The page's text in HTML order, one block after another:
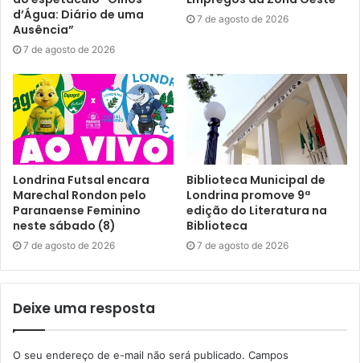
Campeonato Paranaense FEIPE
FEL
Fundação de Esportes de Londrina
Fundo Especial de Incentivo a Projetos Esportivos
d’Água: Diário de uma
Ausência”
7 de agosto de 2026
7 de agosto de 2026
Londrina Futsal encara
Marechal Rondon pelo
Paranaense Feminino
neste sábado (8)
7 de agosto de 2026
Biblioteca Municipal de
Londrina promove 9ª
edição do Literatura na
Biblioteca
7 de agosto de 2026
Deixe uma resposta
O seu endereço de e-mail não será publicado. Campos